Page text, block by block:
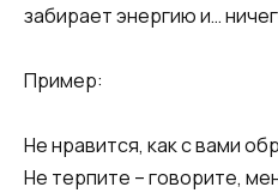
забирает энергию и…
Пример:
Не нравится, как с вами
Не терпите – говорите,